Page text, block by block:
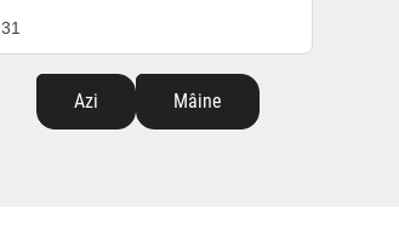
31
Azi Mâine